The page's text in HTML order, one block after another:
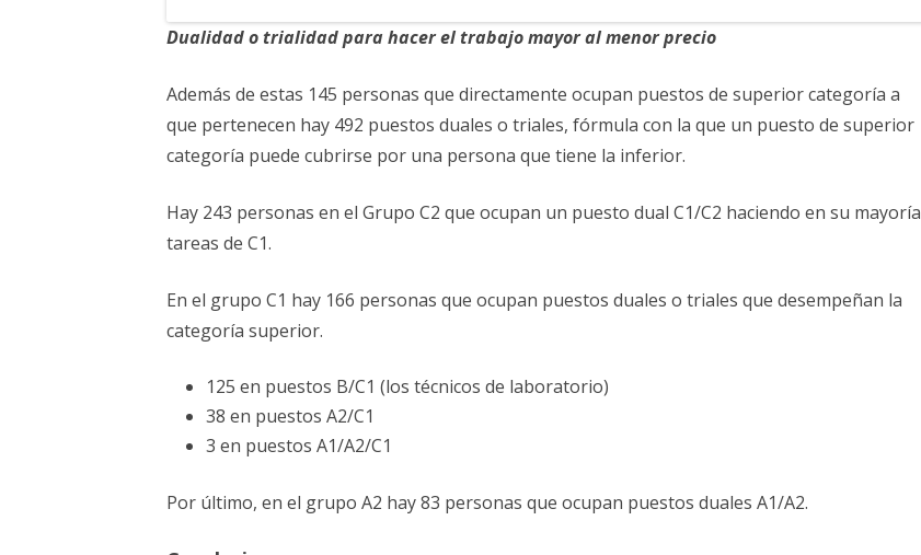
Dualidad o trialidad para hacer el trabajo mayor al menor precio
Además de estas 145 personas que directamente ocupan puestos de superior categoría a
que pertenecen hay 492 puestos duales o triales, fórmula con la que un puesto de superior
categoría puede cubrirse por una persona que tiene la inferior.
Hay 243 personas en el Grupo C2 que ocupan un puesto dual C1/C2 haciendo en su mayoría
tareas de C1.
En el grupo C1 hay 166 personas que ocupan puestos duales o triales que desempeñan la
categoría superior.
125 en puestos B/C1 (los técnicos de laboratorio)
38 en puestos A2/C1
3 en puestos A1/A2/C1
Por último, en el grupo A2 hay 83 personas que ocupan puestos duales A1/A2.